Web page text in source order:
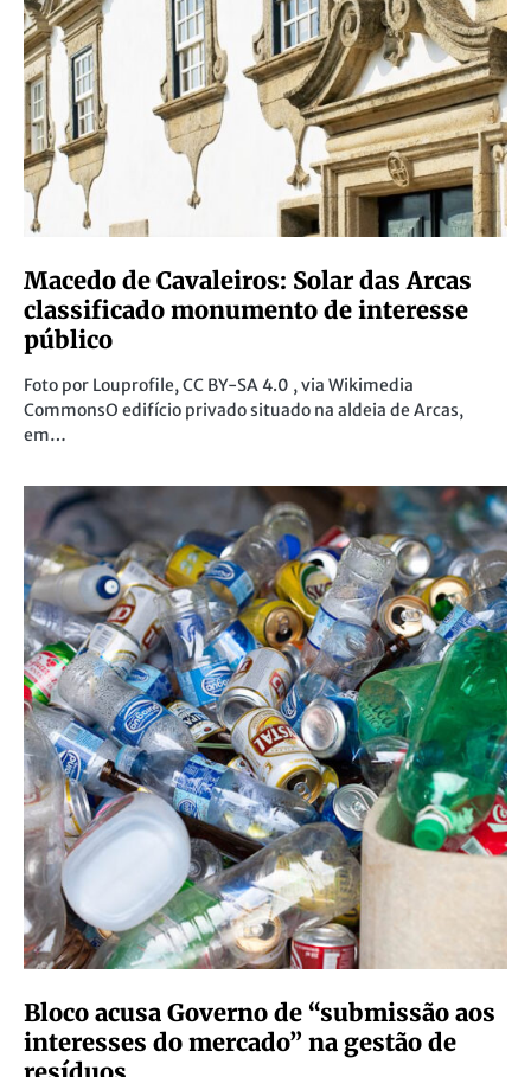
Macedo de Cavaleiros: Solar das Arcas
classificado monumento de interesse
público
Foto por Louprofile, CC BY-SA 4.0 , via Wikimedia
CommonsO edifício privado situado na aldeia de Arcas,
em…
Bloco acusa Governo de “submissão aos
interesses do mercado” na gestão de